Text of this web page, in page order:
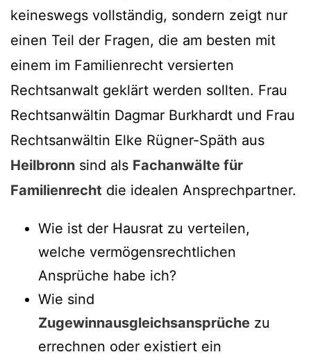
keineswegs vollständig, sondern zeigt nur
einen Teil der Fragen, die am besten mit
einem im Familienrecht versierten
Rechtsanwalt geklärt werden sollten. Frau
Rechtsanwältin Dagmar Burkhardt und Frau
Rechtsanwältin Elke Rügner-Späth aus
Heilbronn sind als Fachanwälte für
Familienrecht die idealen Ansprechpartner.
Wie ist der Hausrat zu verteilen,
welche vermögensrechtlichen
Ansprüche habe ich?
Wie sind
Zugewinnausgleichsansprüche zu
errechnen oder existiert ein